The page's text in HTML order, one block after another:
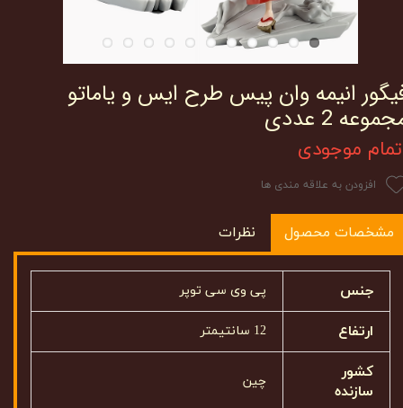
انیمه وان پیس طرح ایس و یاماتو
2 عددی
موجودی
افزودن به علاقه مندی ها
مشخصات محصول نظرات
جنس پی وی سی توپر
ارتفاع 12 سانتیمتر
کشور
سازنده
چین